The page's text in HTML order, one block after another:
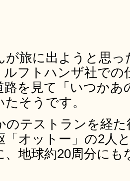
が旅に出ようと思
ルフトハンザ社での
路を見て「いつか
そうです。
のテストランを経
「オットー」の2人
、地球約20周分に